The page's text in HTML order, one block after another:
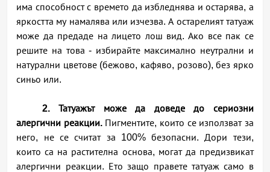
има способност с времето да избледнява и остарява, а
яркостта му намалява или изчезва. А остарелият татуаж
може да предаде на лицето лош вид. Ако все пак се
решите на това - избирайте максимално неутрални и
натурални цветове (бежово, кафяво, розово), без ярко
синьо или.
2. Татуажът може да доведе до сериозни
алергични реакции.Пигментите, които се използват за
него, не се считат за 100% безопасни. Дори тези,
които са на растителна основа, могат да предизвикат
алергични реакции. Ето защо правете татуаж само в